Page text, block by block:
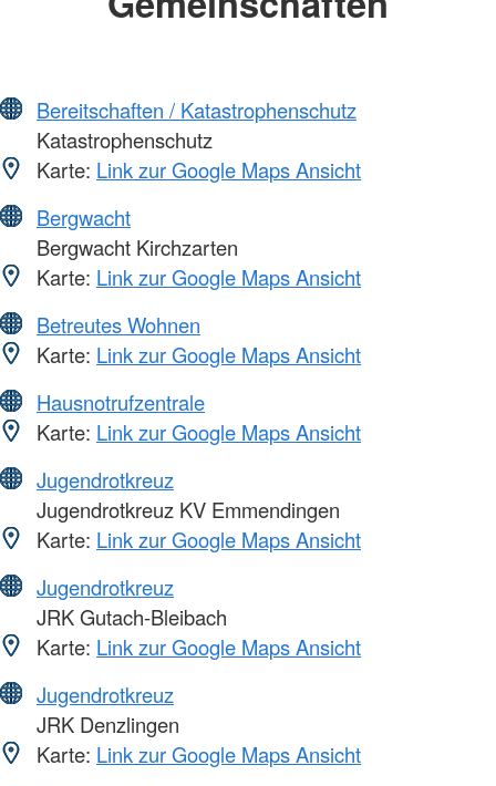
Bereitschaften / Katastrophenschutz
Katastrophenschutz
Karte: Link zur Google Maps Ansicht
Bergwacht
Bergwacht Kirchzarten
Karte: Link zur Google Maps Ansicht
Betreutes Wohnen
Karte: Link zur Google Maps Ansicht
Hausnotrufzentrale
Karte: Link zur Google Maps Ansicht
Jugendrotkreuz
Jugendrotkreuz KV Emmendingen
Karte: Link zur Google Maps Ansicht
Jugendrotkreuz
JRK Gutach-Bleibach
Karte: Link zur Google Maps Ansicht
Jugendrotkreuz
JRK Denzlingen
Karte: Link zur Google Maps Ansicht